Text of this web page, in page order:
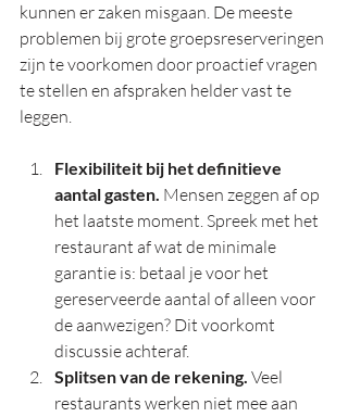
kunnen er zaken misgaan. De meeste
problemen bij grote groepsreserveringen
zijn te voorkomen door proactief vragen
te stellen en afspraken helder vast te
leggen.
Flexibiliteit bij het definitieve
aantal gasten. Mensen zeggen af op
het laatste moment. Spreek met het
restaurant af wat de minimale
garantie is: betaal je voor het
gereserveerde aantal of alleen voor
de aanwezigen? Dit voorkomt
discussie achteraf.
Splitsen van de rekening. Veel
restaurants werken niet mee aan